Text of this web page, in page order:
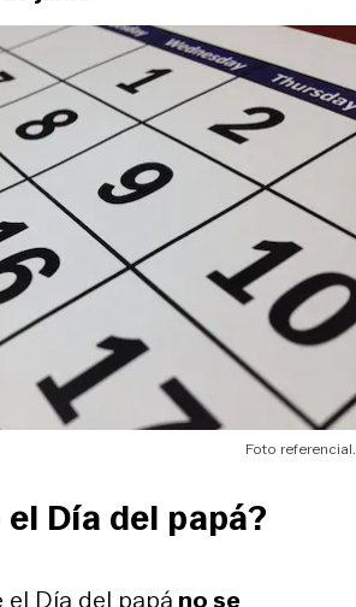
Foto referencial.
Día del papá?
el Día del papá no se